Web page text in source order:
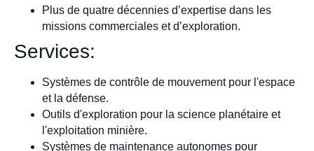
Plus de quatre décennies d’expertise dans les
missions commerciales et d’exploration.
Services:
Systèmes de contrôle de mouvement pour l'espace
et la défense.
Outils d'exploration pour la science planétaire et
l'exploitation minière.
Systèmes de maintenance autonomes pour